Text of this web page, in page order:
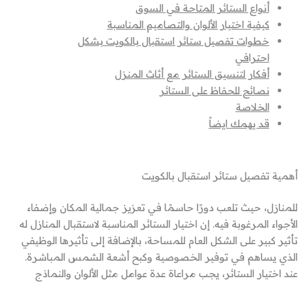
أنواع الستائر المتاحة في السوق
كيفية اختيار الألوان والتصاميم المناسبة
خطوات تفصيل ستائر استقبال بالكويت بشكل
احترافي
أفكار لتنسيق الستائر مع أثاث المنزل
نصائح للحفاظ على الستائر
الخلاصة
قد يهمك ايضاً
أهمية تفصيل ستائر استقبال بالكويت
للمنازل، حيث تلعب دورًا حاسمًا في تعزيز جمالية المكان وإضفاء
الأجواء المرغوبة فيه. إن اختيار الستائر المناسبة لاستقبال المنازل له
تأثير كبير على الشكل العام للمساحة، بالإضافة إلى تأثيرها الوظيفي
الذي يساهم في توفير الخصوصية وكبح أشعة الشمس المباشرة.
عند اختيار الستائر، يجب مراعاة عدة عوامل مثل الألوان والنماذج